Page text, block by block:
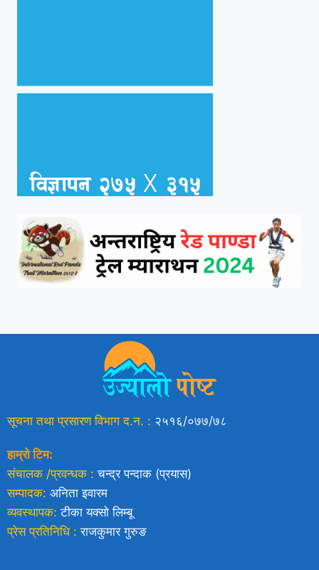
सूचना तथा प्रसारण विभाग द.न. : २५१६/०७७/७८
हाम्रो टिम:
संचालक /प्रवन्धक : चन्द्र पन्दाक (प्रयास)
सम्पादक: अनिता इवारम
व्यवस्थापक: टीका यक्साे लिम्बू
प्रेस प्रतिनिधि : राजकुमार गुरुङ